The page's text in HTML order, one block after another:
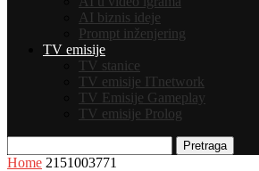
AI biznis ideje
Prompt inženjering
TV emisije
TV stanice
TV emisije ITnetwork
TV Emisije Gameplay
TV emisije Prolog
Pretraga
Home 2151003771